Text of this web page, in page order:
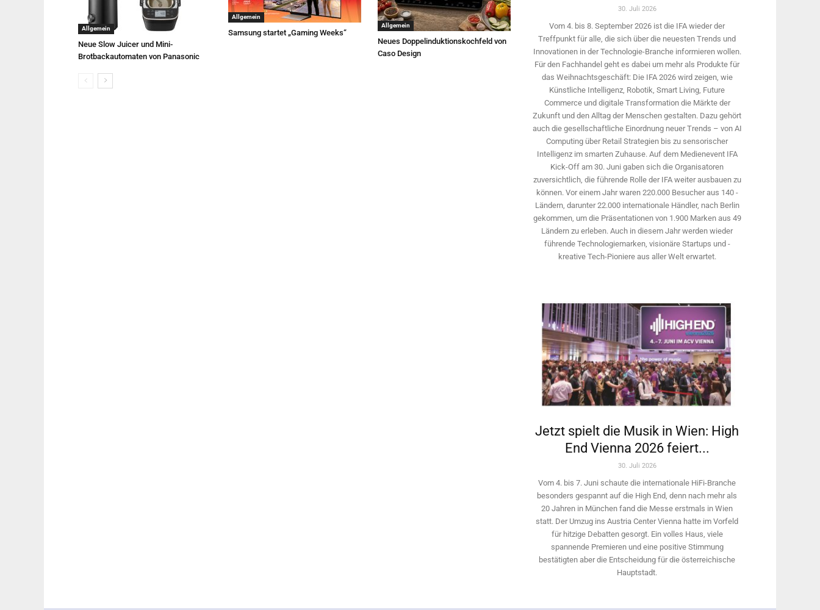
Allgemein
Neue Slow Juicer und Mini-
Brotbackautomaten von Panasonic
Allgemein
Samsung startet „Gaming Weeks“
Allgemein
Neues Doppelinduktionskochfeld von
Caso Design
30. Juli 2026
Vom 4. bis 8. September 2026 ist die IFA wieder der
Treffpunkt für alle, die sich über die neuesten Trends und
Innovationen in der Technologie-­Branche informieren wollen.
Für den Fachhandel geht es dabei um mehr als Produkte für
das Weihnachtsgeschäft: Die IFA 2026 wird ­zeigen, wie
Künstliche Intelligenz, Robotik, Smart Living, Future
Commerce und digitale Trans­formation die Märkte der
Zukunft und den Alltag der Menschen gestalten. Dazu gehört
auch die gesellschaftliche Einordnung neuer Trends – von AI
Computing über Retail Strategien bis zu sensorischer
Intelligenz im smarten Zuhause. Auf dem Medien­event IFA
Kick-Off am 30. Juni gaben sich die Organisatoren
zuversichtlich, die führende Rolle der IFA weiter ausbauen zu
können. Vor einem Jahr ­waren 220.000 Besucher aus 140 ­
Ländern, ­darunter 22.000 internationale Händler, nach Berlin
gekommen, um die Präsen­tationen von 1.900 Marken aus 49
Ländern zu erleben. Auch in diesem Jahr werden wieder
führende Technologiemarken, visionäre Startups und ­
kreative Tech-Pioniere aus aller Welt erwartet.
Jetzt spielt die Musik in Wien: High
End Vienna 2026 feiert...
30. Juli 2026
Vom 4. bis 7. Juni schaute die internationale HiFi-Branche
besonders gespannt auf die High End, denn nach mehr als
20 Jahren in München fand die Messe erstmals in Wien
statt. Der Umzug ins Austria Center Vienna hatte im Vorfeld
für hitzige Debatten gesorgt. Ein volles Haus, viele
spannende Premieren und eine positive Stimmung
bestätigten aber die Entscheidung für die österreichische
Hauptstadt.